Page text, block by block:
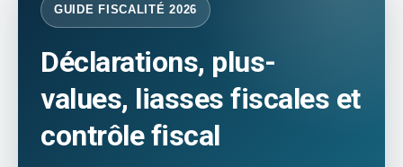
GUIDE FISCALITÉ 2026
Déclarations, plus-
values, liasses fiscales et
contrôle fiscal